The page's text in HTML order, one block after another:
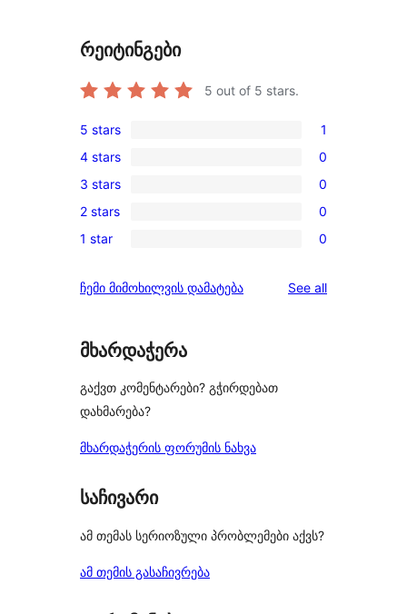
რეიტინგები
5 out of 5 stars.
1
5-
star
review
5 stars 1
0
4-
star
reviews
4 stars 0
0
3-
star
3 stars 0
0
2-
reviews
2 stars 0
0
star
1 star 0
ჩემი მიმოხილვის დამატება See allreviews
მხარდაჭერა
გაქვთ კომენტარები? გჭირდებათ
დახმარება?
მხარდაჭერის ფორუმის ნახვა
საჩივარი
ამ თემას სერიოზული პრობლემები აქვს?
ამ თემის გასაჩივრება